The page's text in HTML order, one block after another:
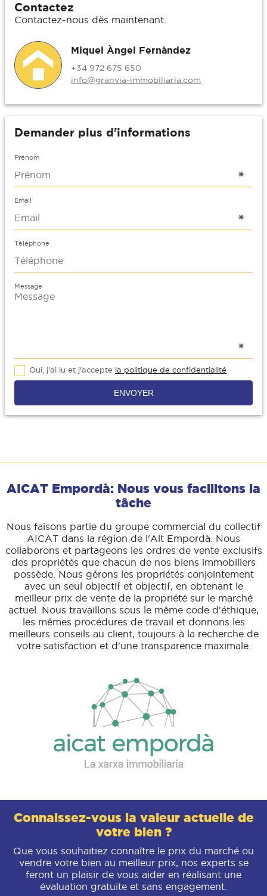
Contactez
Contactez-nous dès maintenant.
Miquel Àngel Fernàndez
+34 972 675 650
info@granvia-immobiliaria.com
Demander plus d'informations
Prénom
Email
Téléphone
Message
Oui, j'ai lu et j'accepte la politique de confidentialité
ENVOYER
AICAT Empordà: Nous vous facilitons la
tâche
Nous faisons partie du groupe commercial du collectif
AICAT dans la région de l'Alt Empordà. Nous
collaborons et partageons les ordres de vente exclusifs
des propriétés que chacun de nos biens immobiliers
possède. Nous gérons les propriétés conjointement
avec un seul objectif et objectif, en obtenant le
meilleur prix de vente de la propriété sur le marché
actuel. Nous travaillons sous le même code d'éthique,
les mêmes procédures de travail et donnons les
meilleurs conseils au client, toujours à la recherche de
votre satisfaction et d'une transparence maximale.
Connaissez-vous la valeur actuelle de
votre bien ?
Que vous souhaitiez connaître le prix du marché ou
vendre votre bien au meilleur prix, nos experts se
feront un plaisir de vous aider en réalisant une
évaluation gratuite et sans engagement.